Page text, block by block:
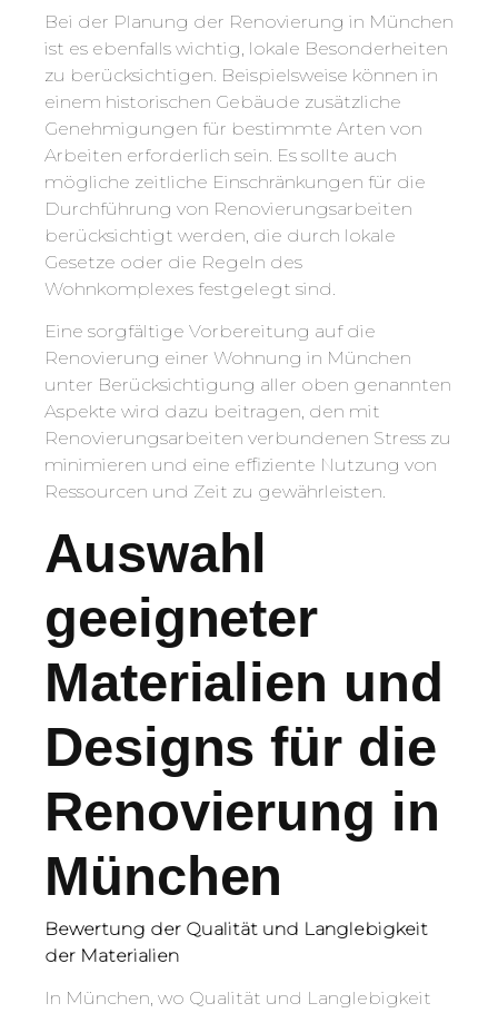
Bei der Planung der Renovierung in München
ist es ebenfalls wichtig, lokale Besonderheiten
zu berücksichtigen. Beispielsweise können in
einem historischen Gebäude zusätzliche
Genehmigungen für bestimmte Arten von
Arbeiten erforderlich sein. Es sollte auch
mögliche zeitliche Einschränkungen für die
Durchführung von Renovierungsarbeiten
berücksichtigt werden, die durch lokale
Gesetze oder die Regeln des
Wohnkomplexes festgelegt sind.
Eine sorgfältige Vorbereitung auf die
Renovierung einer Wohnung in München
unter Berücksichtigung aller oben genannten
Aspekte wird dazu beitragen, den mit
Renovierungsarbeiten verbundenen Stress zu
minimieren und eine effiziente Nutzung von
Ressourcen und Zeit zu gewährleisten.
Auswahl
geeigneter
Materialien und
Designs für die
Renovierung in
München
Bewertung der Qualität und Langlebigkeit
der Materialien
In München, wo Qualität und Langlebigkeit